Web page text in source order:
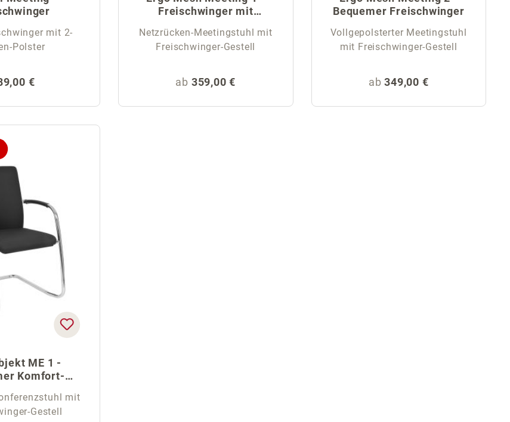
mit 2-
Polster
Preis:
€
Freischwinger mit
Netzrücken-Meetingstuhl mit
Freischwinger-Gestell
Regulärer Preis:
ab 359,00 €
Bequemer Freischwinger
Vollgepolsterter Meetingstuhl
mit Freischwinger-Gestell
Regulärer Preis:
ab349,00 €
ME 1 -
Komfort-
mit
Gestell